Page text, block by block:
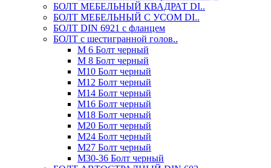
БОЛТ МЕБЕЛЬНЫЙ КВАДРАТ DI..
БОЛТ МЕБЕЛЬНЫЙ С УСОМ DI..
БОЛТ DIN 6921 c фланцем
БОЛТ с шестигранной голов..
М 6 Болт черный
М 8 Болт черный
М10 Болт черный
М12 Болт черный
М14 Болт черный
М16 Болт черный
М18 Болт черный
М20 Болт черный
М24 Болт черный
М27 Болт черный
М30-36 Болт черный